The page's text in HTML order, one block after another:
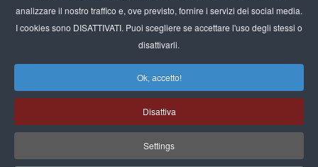
analizzare il nostro traffico e, ove previsto, fornire i servizi dei social media.
I cookies sono DISATTIVATI. Puoi scegliere se accettare l'uso degli stessi o
disattivarli.
Ok, accetto!
Disattiva
Settings
Titolo
Indigo.ai lancia l’assistente virtuale AI per gli
Negozi online: 1 pacco italiano su 10 viene
spedito all’estero
Packlink: per 3 consumatori su 4 il reso dovrebbe
rimanere gratuito